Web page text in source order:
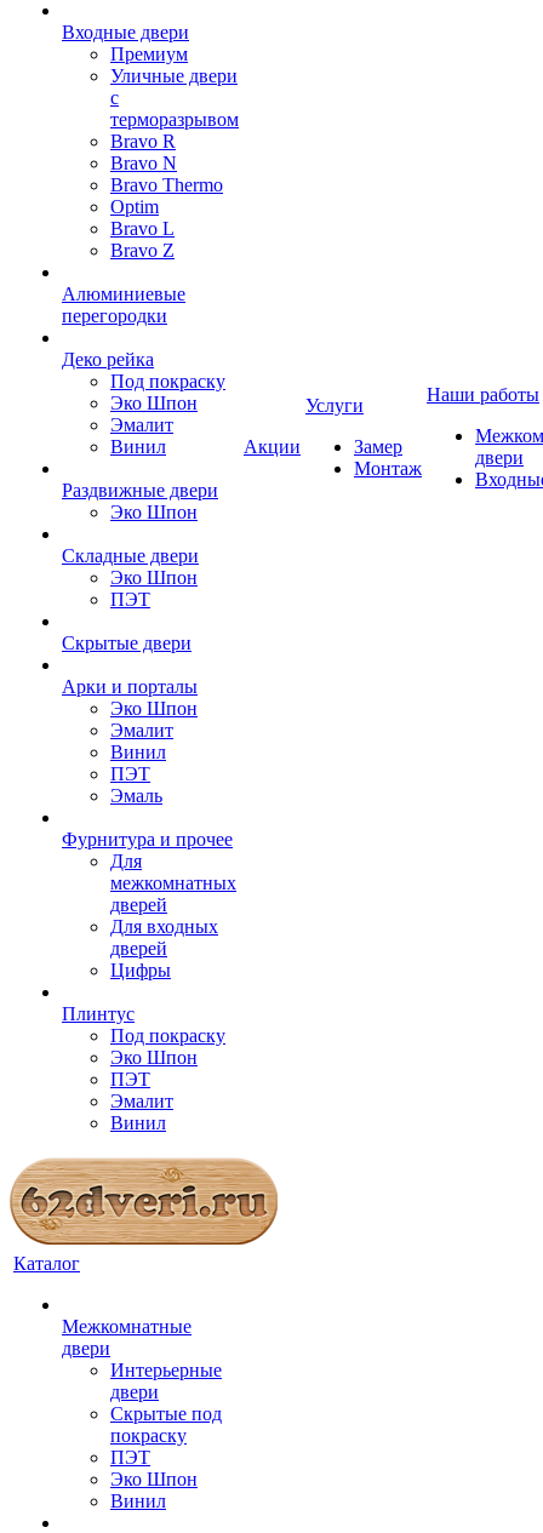
Входные двери
Премиум
Уличные двери
с
терморазрывом
Bravo R
Bravo N
Bravo Thermo
Optim
Bravo L
Bravo Z
Алюминиевые
перегородки
Деко рейка
Под покраску
Эко Шпон
Эмалит
Винил
Раздвижные двери
Эко Шпон
Складные двери
Эко Шпон
ПЭТ
Скрытые двери
Арки и порталы
Эко Шпон
Эмалит
Винил
ПЭТ
Эмаль
Фурнитура и прочее
Для
межкомнатных
дверей
Для входных
дверей
Цифры
Плинтус
Под покраску
Эко Шпон
ПЭТ
Эмалит
Винил
Акции
Услуги
Замер
Монтаж
Наши работы
двери
Каталог
Межкомнатные
двери
Интерьерные
двери
Скрытые под
покраску
ПЭТ
Эко Шпон
Винил